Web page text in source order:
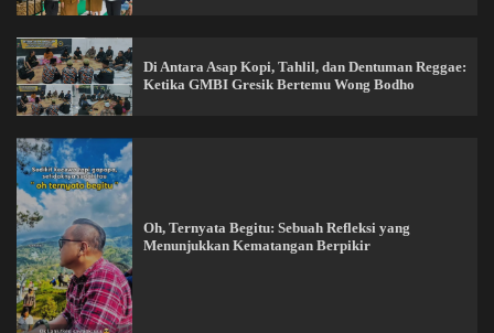
Di Antara Asap Kopi, Tahlil, dan Dentuman Reggae:
Ketika GMBI Gresik Bertemu Wong Bodho
Oh, Ternyata Begitu: Sebuah Refleksi yang
Menunjukkan Kematangan Berpikir